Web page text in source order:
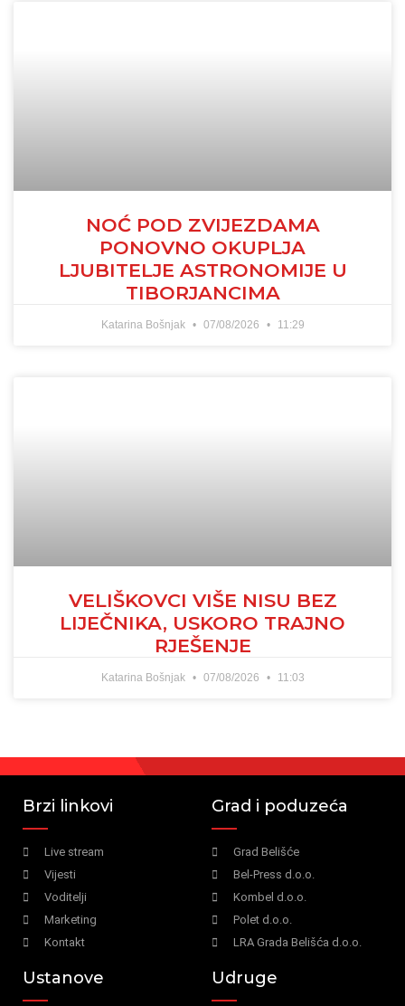
NOĆ POD ZVIJEZDAMA
PONOVNO OKUPLJA
LJUBITELJE ASTRONOMIJE U
TIBORJANCIMA
Katarina Bošnjak 07/08/2026 11:29
VELIŠKOVCI VIŠE NISU BEZ
LIJEČNIKA, USKORO TRAJNO
RJEŠENJE
Katarina Bošnjak 07/08/2026 11:03
Brzi linkovi
Live stream
Vijesti
Voditelji
Marketing
Kontakt
Grad i poduzeća
Grad Belišće
Bel-Press d.o.o.
Kombel d.o.o.
Polet d.o.o.
LRA Grada Belišća d.o.o.
Ustanove Udruge